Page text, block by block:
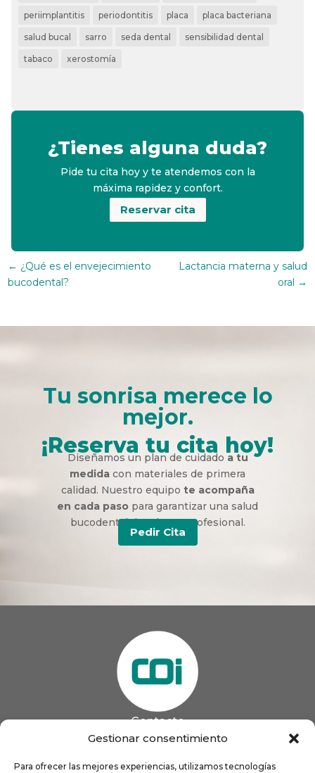
Gestionar consentimiento
Para ofrecer las mejores experiencias, utilizamos tecnologías
periimplantitis periodontitis placa placa bacteriana
salud bucal sarro seda dental sensibilidad dental
tabaco xerostomía
¿Tienes alguna duda?
Pide tu cita hoy y te atendemos con la
máxima rapidez y confort.
Reservar cita
← ¿Qué es el envejecimiento
bucodental?
Lactancia materna y salud
oral →
Tu sonrisa merece lo
mejor.
¡Reserva tu cita hoy!
Diseñamos un plan de cuidado a tu
medida con materiales de primera
calidad. Nuestro equipo te acompaña
en cada paso para garantizar una salud
bucodental duradera y profesional.
Pedir Cita
Contacto
 coigijon@gmail.com